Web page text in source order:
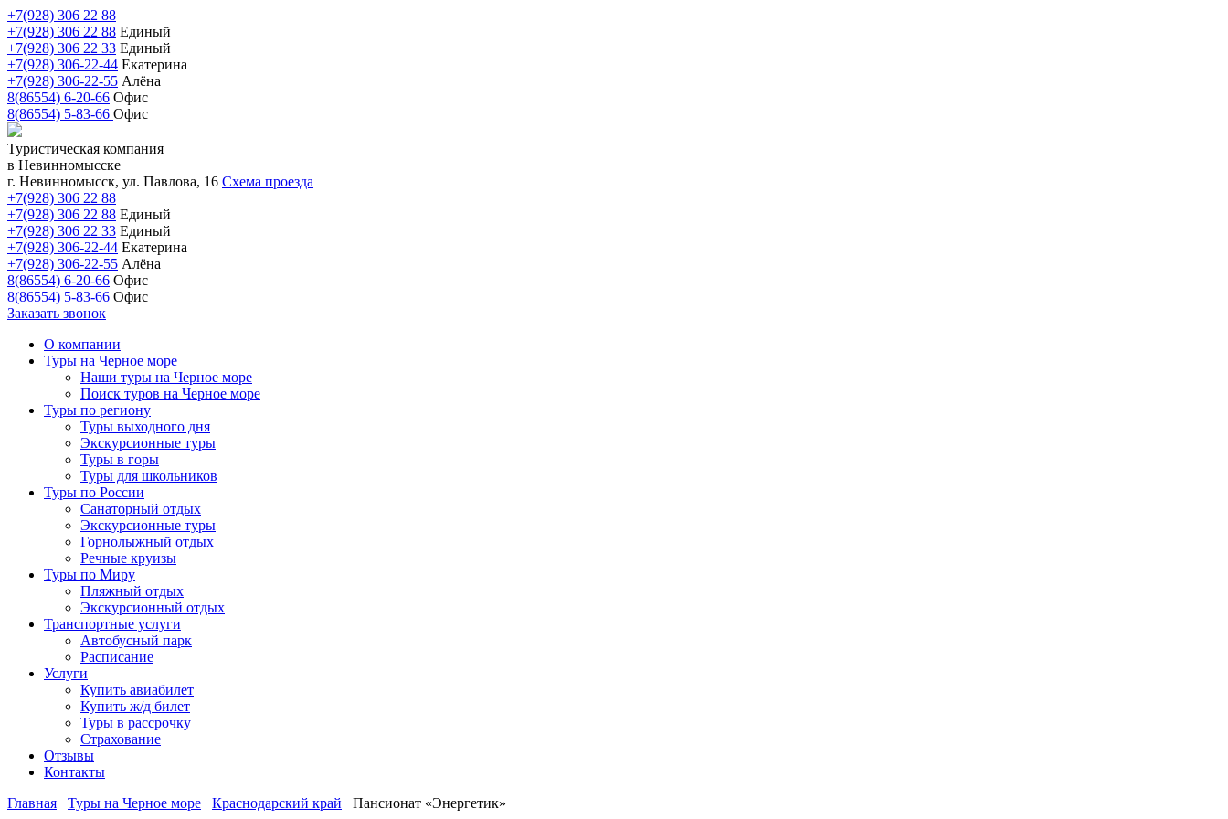
+7(928) 306 22 88
+7(928) 306 22 88 Единый
+7(928) 306 22 33 Единый
+7(928) 306-22-44 Екатерина
+7(928) 306-22-55 Алёна
8(86554) 6-20-66 Офис
8(86554) 5-83-66 Офис
Туристическая компания
в Невинномысске
г. Невинномысск, ул. Павлова, 16 Схема проезда
+7(928) 306 22 88
+7(928) 306 22 88 Единый
+7(928) 306 22 33 Единый
+7(928) 306-22-44 Екатерина
+7(928) 306-22-55 Алёна
8(86554) 6-20-66 Офис
8(86554) 5-83-66 Офис
Заказать звонок
О компании
Туры на Черное море
Наши туры на Черное море
Поиск туров на Черное море
Туры по региону
Туры выходного дня
Экскурсионные туры
Туры в горы
Туры для школьников
Туры по России
Санаторный отдых
Экскурсионные туры
Горнолыжный отдых
Речные круизы
Туры по Миру
Пляжный отдых
Экскурсионный отдых
Транспортные услуги
Автобусный парк
Расписание
Услуги
Купить авиабилет
Купить ж/д билет
Туры в рассрочку
Страхование
Отзывы
Контакты
Главная
Туры на Черное море Краснодарский край Пансионат «Энергетик»